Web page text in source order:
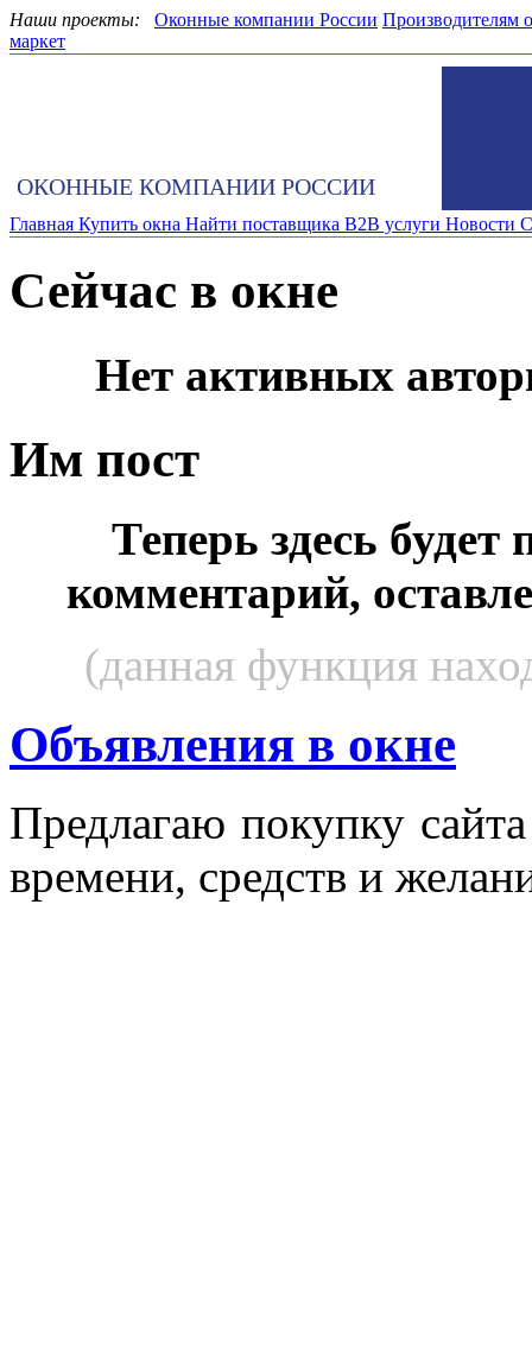
Наши проекты: Оконные компании России Производителям
маркет
ОКОННЫЕ КОМПАНИИ РОССИИ
Главная Купить окна Найти поставщика B2B услуги Новости
Сейчас в окне
Нет активных
Им пост
Теперь здесь будет
комментарий,
(данная функция
Объявления в окне
Пред­ла­гаю по­куп­ку
вре­мени, средств и